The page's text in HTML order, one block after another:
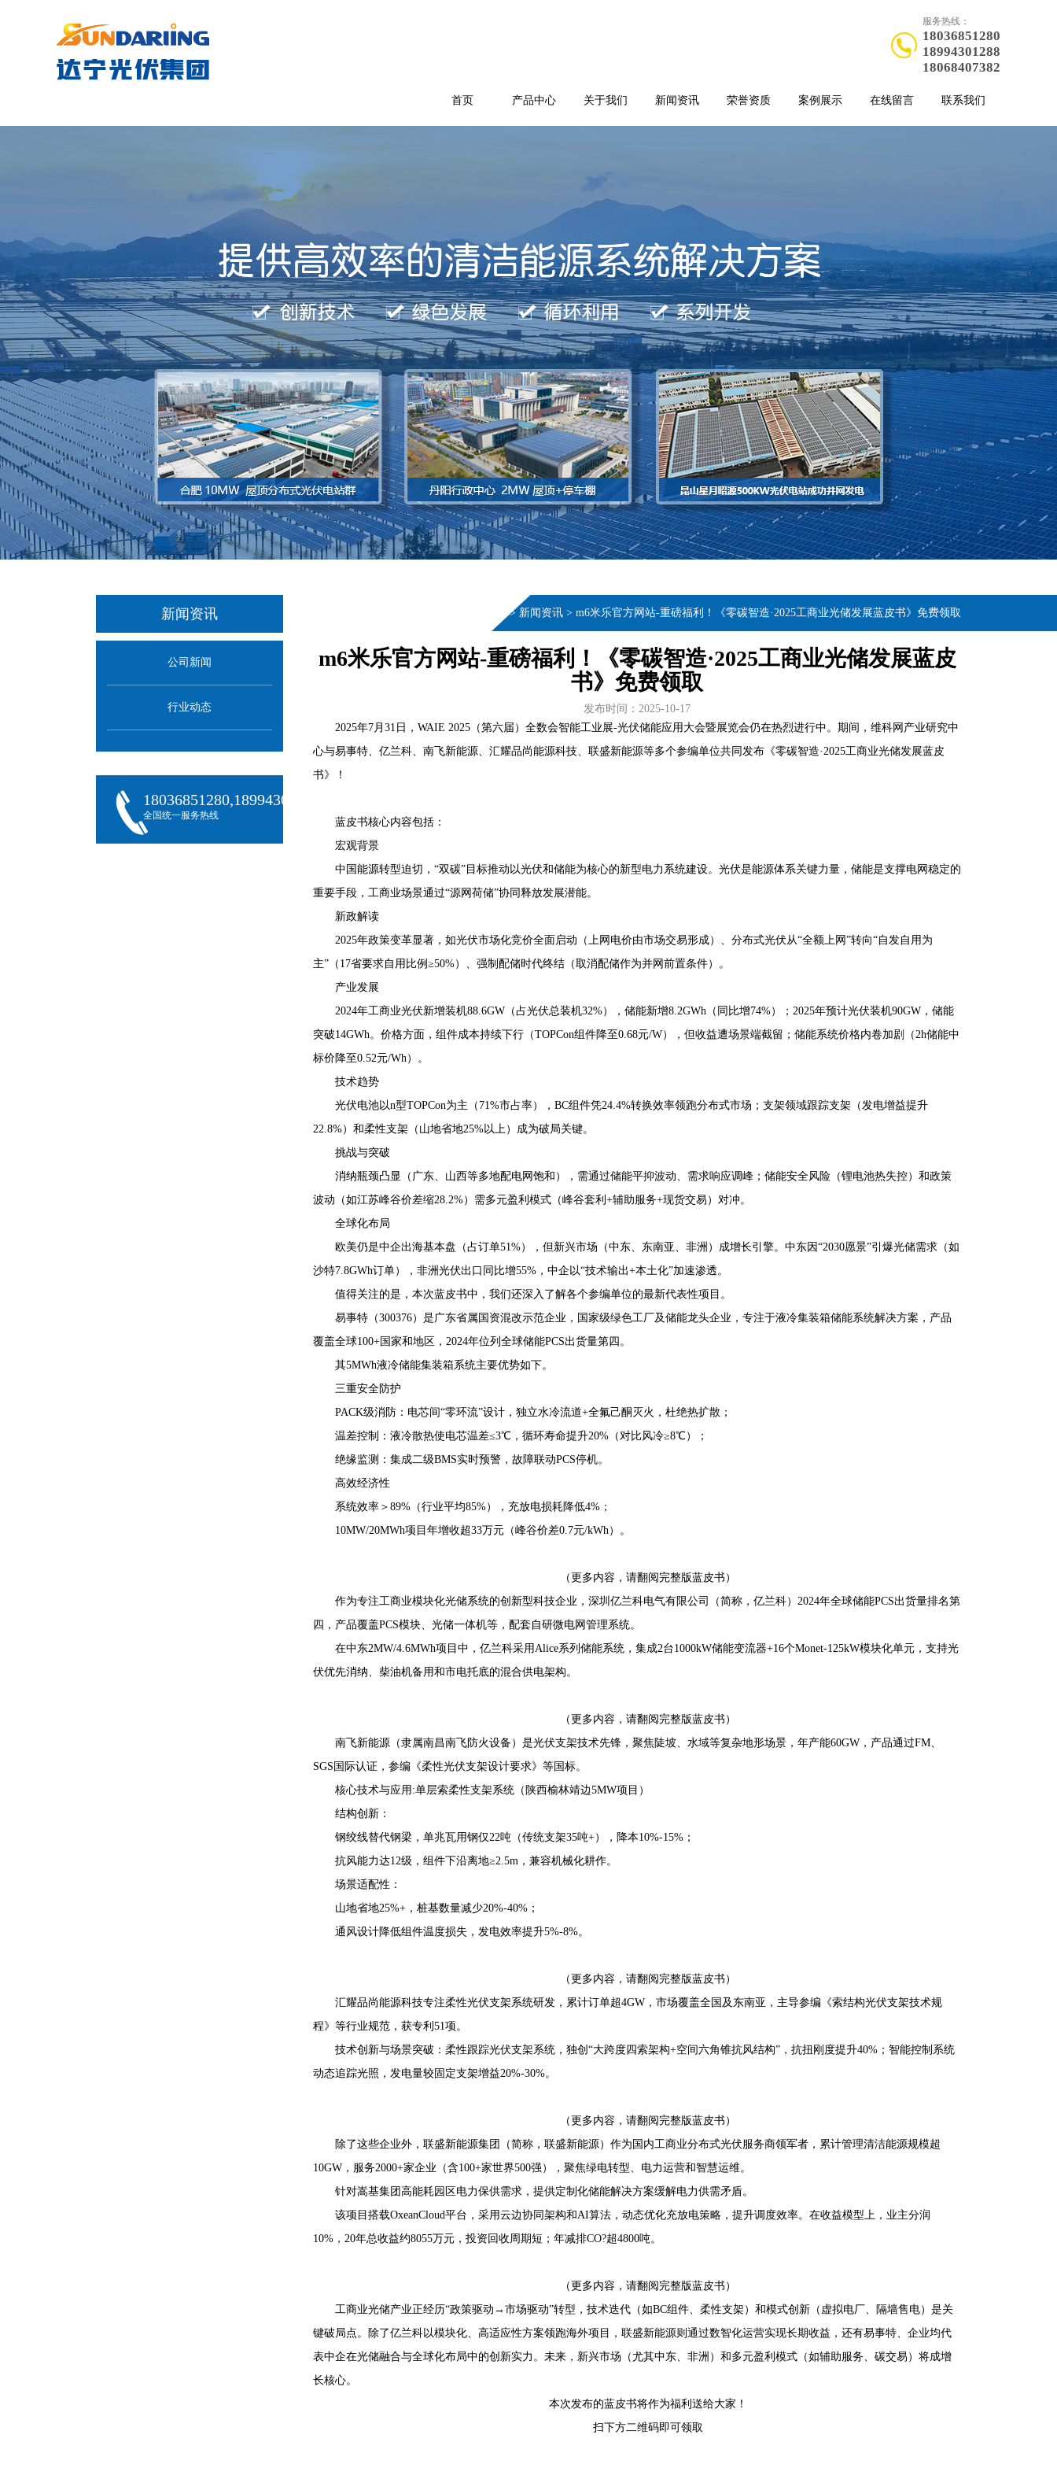
服务热线：
18036851280
18994301288
18068407382
首页 产品中心 关于我们 新闻资讯 荣誉资质 案例展示 在线留言 联系我们
新闻资讯
公司新闻
行业动态
18036851280,18994301288,18068407382
全国统一服务热线
> 新闻资讯 > m6米乐官方网站-重磅福利！《零碳智造·2025工商业光储发展蓝皮书》免费领取
m6米乐官方网站-重磅福利！《零碳智造·2025工商业光储发展蓝皮
书》免费领取
发布时间：2025-10-17
2025年7月31日，WAIE 2025（第六届）全数会智能工业展-光伏储能应用大会暨展览会仍在热烈进行中。期间，维科网产业研究中
心与易事特、亿兰科、南飞新能源、汇耀品尚能源科技、联盛新能源等多个参编单位共同发布《零碳智造·2025工商业光储发展蓝皮
书》！
蓝皮书核心内容包括：
宏观背景
中国能源转型迫切，“双碳”目标推动以光伏和储能为核心的新型电力系统建设。光伏是能源体系关键力量，储能是支撑电网稳定的
重要手段，工商业场景通过“源网荷储”协同释放发展潜能。
新政解读
2025年政策变革显著，如光伏市场化竞价全面启动（上网电价由市场交易形成）、分布式光伏从“全额上网”转向“自发自用为
主”（17省要求自用比例≥50%）、强制配储时代终结（取消配储作为并网前置条件）。
产业发展
2024年工商业光伏新增装机88.6GW（占光伏总装机32%），储能新增8.2GWh（同比增74%）；2025年预计光伏装机90GW，储能
突破14GWh。价格方面，组件成本持续下行（TOPCon组件降至0.68元/W），但收益遭场景端截留；储能系统价格内卷加剧（2h储能中
标价降至0.52元/Wh）。
技术趋势
光伏电池以n型TOPCon为主（71%市占率），BC组件凭24.4%转换效率领跑分布式市场；支架领域跟踪支架（发电增益提升
22.8%）和柔性支架（山地省地25%以上）成为破局关键。
挑战与突破
消纳瓶颈凸显（广东、山西等多地配电网饱和），需通过储能平抑波动、需求响应调峰；储能安全风险（锂电池热失控）和政策
波动（如江苏峰谷价差缩28.2%）需多元盈利模式（峰谷套利+辅助服务+现货交易）对冲。
全球化布局
欧美仍是中企出海基本盘（占订单51%），但新兴市场（中东、东南亚、非洲）成增长引擎。中东因“2030愿景”引爆光储需求（如
沙特7.8GWh订单），非洲光伏出口同比增55%，中企以“技术输出+本土化”加速渗透。
值得关注的是，本次蓝皮书中，我们还深入了解各个参编单位的最新代表性项目。
易事特（300376）是广东省属国资混改示范企业，国家级绿色工厂及储能龙头企业，专注于液冷集装箱储能系统解决方案，产品
覆盖全球100+国家和地区，2024年位列全球储能PCS出货量第四。
其5MWh液冷储能集装箱系统主要优势如下。
三重安全防护
PACK级消防：电芯间“零环流”设计，独立水冷流道+全氟己酮灭火，杜绝热扩散；
温差控制：液冷散热使电芯温差≤3℃，循环寿命提升20%（对比风冷≥8℃）；
绝缘监测：集成二级BMS实时预警，故障联动PCS停机。
高效经济性
系统效率＞89%（行业平均85%），充放电损耗降低4%；
10MW/20MWh项目年增收超33万元（峰谷价差0.7元/kWh）。
（更多内容，请翻阅完整版蓝皮书）
作为专注工商业模块化光储系统的创新型科技企业，深圳亿兰科电气有限公司（简称，亿兰科）2024年全球储能PCS出货量排名第
四，产品覆盖PCS模块、光储一体机等，配套自研微电网管理系统。
在中东2MW/4.6MWh项目中，亿兰科采用Alice系列储能系统，集成2台1000kW储能变流器+16个Monet-125kW模块化单元，支持光
伏优先消纳、柴油机备用和市电托底的混合供电架构。
（更多内容，请翻阅完整版蓝皮书）
南飞新能源（隶属南昌南飞防火设备）是光伏支架技术先锋，聚焦陡坡、水域等复杂地形场景，年产能60GW，产品通过FM、
SGS国际认证，参编《柔性光伏支架设计要求》等国标。
核心技术与应用:单层索柔性支架系统（陕西榆林靖边5MW项目）
结构创新：
钢绞线替代钢梁，单兆瓦用钢仅22吨（传统支架35吨+），降本10%-15%；
抗风能力达12级，组件下沿离地≥2.5m，兼容机械化耕作。
场景适配性：
山地省地25%+，桩基数量减少20%-40%；
通风设计降低组件温度损失，发电效率提升5%-8%。
（更多内容，请翻阅完整版蓝皮书）
汇耀品尚能源科技专注柔性光伏支架系统研发，累计订单超4GW，市场覆盖全国及东南亚，主导参编《索结构光伏支架技术规
程》等行业规范，获专利51项。
技术创新与场景突破：柔性跟踪光伏支架系统，独创“大跨度四索架构+空间六角锥抗风结构”，抗扭刚度提升40%；智能控制系统
动态追踪光照，发电量较固定支架增益20%-30%。
（更多内容，请翻阅完整版蓝皮书）
除了这些企业外，联盛新能源集团（简称，联盛新能源）作为国内工商业分布式光伏服务商领军者，累计管理清洁能源规模超
10GW，服务2000+家企业（含100+家世界500强），聚焦绿电转型、电力运营和智慧运维。
针对嵩基集团高能耗园区电力保供需求，提供定制化储能解决方案缓解电力供需矛盾。
该项目搭载OxeanCloud平台，采用云边协同架构和AI算法，动态优化充放电策略，提升调度效率。在收益模型上，业主分润
10%，20年总收益约8055万元，投资回收周期短；年减排CO?超4800吨。
（更多内容，请翻阅完整版蓝皮书）
工商业光储产业正经历“政策驱动→市场驱动”转型，技术迭代（如BC组件、柔性支架）和模式创新（虚拟电厂、隔墙售电）是关
键破局点。除了亿兰科以模块化、高适应性方案领跑海外项目，联盛新能源则通过数智化运营实现长期收益，还有易事特、企业均代
表中企在光储融合与全球化布局中的创新实力。未来，新兴市场（尤其中东、非洲）和多元盈利模式（如辅助服务、碳交易）将成增
长核心。
本次发布的蓝皮书将作为福利送给大家！
扫下方二维码即可领取